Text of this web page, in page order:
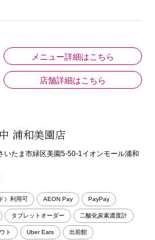
メニュー詳細はこちら
店舗詳細はこちら
浦和美園店
いたま市緑区美園5-50-1イオンモール浦和
）利用可 AEON Pay PayPay
タブレットオーダー 二酸化炭素濃度計
ト Uber Eats 出前館